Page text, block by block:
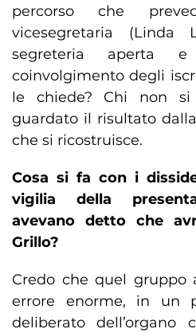
percorso che
vicesegretaria (Linda
segreteria aperta
coinvolgimento degli
le chiede? Chi non
guardato il risultato
che si ricostruisce.
Cosa si fa con i
vigilia della
avevano detto che
Grillo?
Credo che quel gruppo
errore enorme, in un
deliberato dell’organo